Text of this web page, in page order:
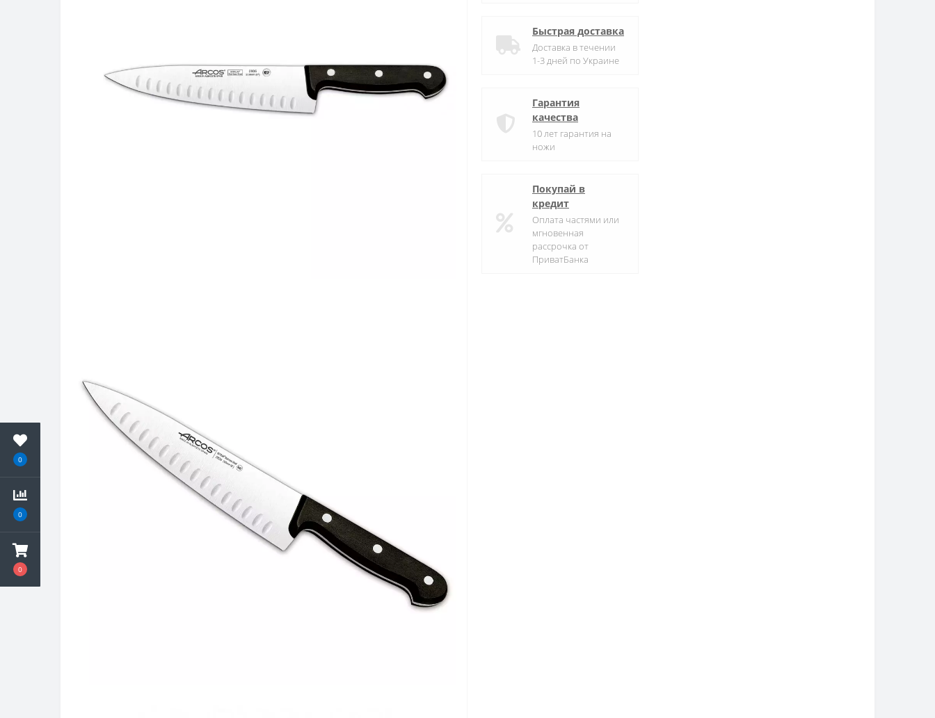
0
0
0
Быстрая доставка
Доставка в течении
1-3 дней по Украине
Гарантия
качества
10 лет гарантия на
ножи
Покупай в
кредит
Оплата частями или
мгновенная
рассрочка от
ПриватБанка